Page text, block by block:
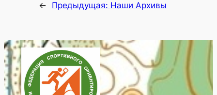
← Предыдущая: Наши Архивы